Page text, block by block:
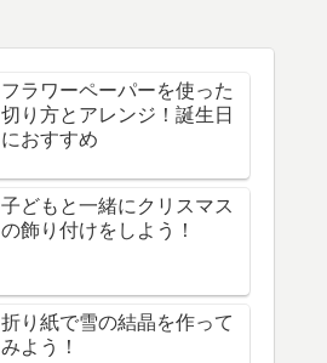
フラワーペーパーを使った
切り方とアレンジ！誕生日
におすすめ
子どもと一緒にクリスマス
の飾り付けをしよう！
折り紙で雪の結晶を作って
みよう！